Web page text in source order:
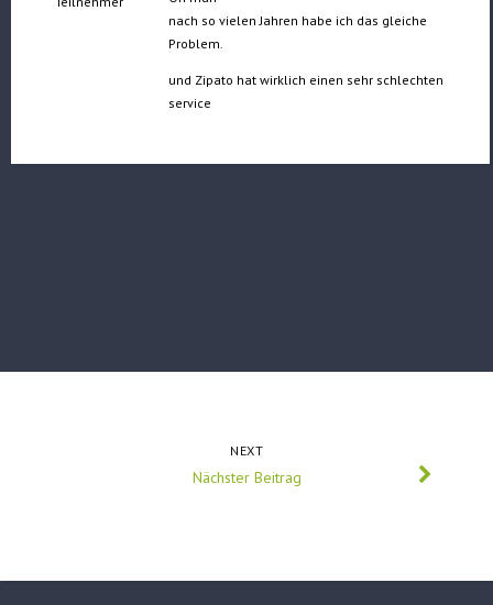
nach so vielen Jahren habe ich das gleiche
Problem.
und Zipato hat wirklich einen sehr schlechten
service
NEXT
Nächster Beitrag